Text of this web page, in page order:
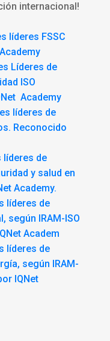
internacional!
líderes FSSC
Líderes de
ISO
Academy
líderes de
Reconocido
de
y salud en
Academy.
líderes de
según IRAM-ISO
Academ
líderes de
según IRAM-
IQNet